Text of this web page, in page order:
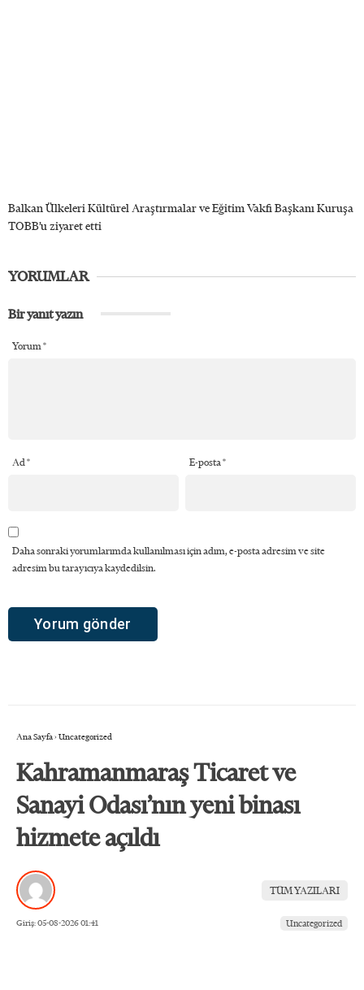
Balkan Ülkeleri Kültürel Araştırmalar ve Eğitim Vakfı Başkanı Kuruşa
TOBB’u ziyaret etti
YORUMLAR
Bir yanıt yazın
Yorum*
Ad * E-posta*
Daha sonraki yorumlarımda kullanılması için adım, e-posta adresim ve site
adresim bu tarayıcıya kaydedilsin.
Ana Sayfa› Uncategorized
Kahramanmaraş Ticaret ve
Sanayi Odası’nın yeni binası
hizmete açıldı
TÜM YAZILARI
Giriş: 05-08-2026 01:41 Uncategorized